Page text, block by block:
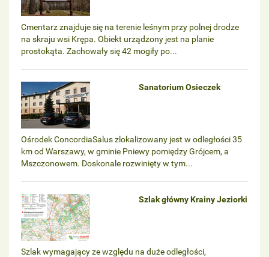
Cmentarz znajduje się na terenie leśnym przy polnej drodze
na skraju wsi Krępa. Obiekt urządzony jest na planie
prostokąta. Zachowały się 42 mogiły po...
Sanatorium Osieczek
Ośrodek ConcordiaSalus zlokalizowany jest w odległości 35
km od Warszawy, w gminie Pniewy pomiędzy Grójcem, a
Mszczonowem. Doskonale rozwinięty w tym...
Szlak główny Krainy Jeziorki
Szlak wymagający ze względu na duże odległości,